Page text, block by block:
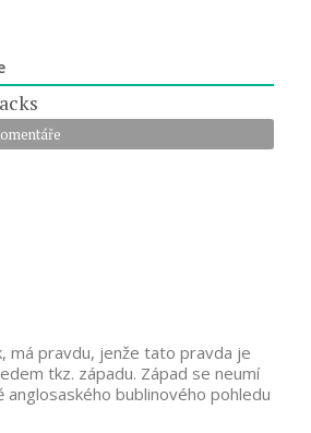
má pravdu, jenže tato pravda je
tkz. západu. Západ se neumí
bublinového pohledu